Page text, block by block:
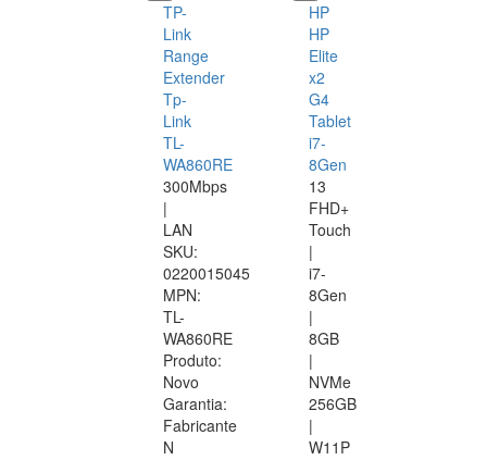
TP-
Link
Range
Extender
Tp-
Link
TL-
WA860RE
300Mbps
|
LAN
SKU:
0220015045
MPN:
TL-
WA860RE
Produto:
Novo
Garantia:
Fabricante
N
HP
HP
Elite
x2
G4
Tablet
i7-
8Gen
13
FHD+
Touch
|
i7-
8Gen
|
8GB
|
NVMe
256GB
|
W11P